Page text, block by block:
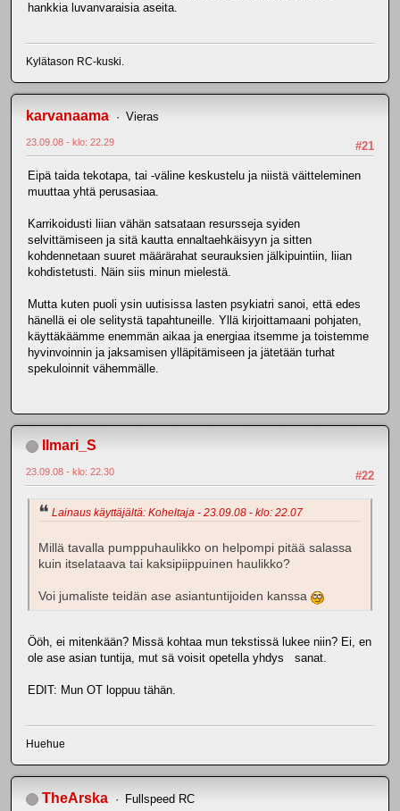
hankkia luvanvaraisia aseita.
Kylätason RC-kuski.
karvanaama Vieras
#21
23.09.08 - klo: 22.29
Eipä taida tekotapa, tai -väline keskustelu ja niistä väitteleminen
muuttaa yhtä perusasiaa.
Karrikoidusti liian vähän satsataan resursseja syiden
selvittämiseen ja sitä kautta ennaltaehkäisyyn ja sitten
kohdennetaan suuret määrärahat seurauksien jälkipuintiin, liian
kohdistetusti. Näin siis minun mielestä.
Mutta kuten puoli ysin uutisissa lasten psykiatri sanoi, että edes
hänellä ei ole selitystä tapahtuneille. Yllä kirjoittamaani pohjaten,
käyttäkäämme enemmän aikaa ja energiaa itsemme ja toistemme
hyvinvoinnin ja jaksamisen ylläpitämiseen ja jätetään turhat
spekuloinnit vähemmälle.
Ilmari_S
#22
23.09.08 - klo: 22.30
Lainaus käyttäjältä: Koheltaja - 23.09.08 - klo: 22.07
Millä tavalla pumppuhaulikko on helpompi pitää salassa
kuin itselataava tai kaksipiippuinen haulikko?
Voi jumaliste teidän ase asiantuntijoiden kanssa
Ööh, ei mitenkään? Missä kohtaa mun tekstissä lukee niin? Ei, en
ole ase asian tuntija, mut sä voisit opetella yhdys sanat.
EDIT: Mun OT loppuu tähän.
Huehue
TheArska Fullspeed RC